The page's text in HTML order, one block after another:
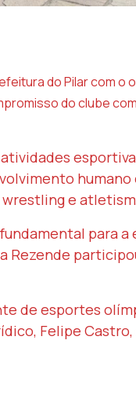
do Pilar com o
do clube
humano
wrestling e
para a
Rezende
de esportes
Felipe